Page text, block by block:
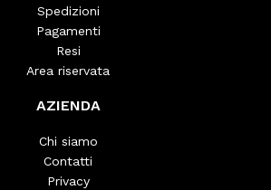
Spedizioni
Pagamenti
Resi
Area riservata
AZIENDA
Chi siamo
Contatti
Privacy